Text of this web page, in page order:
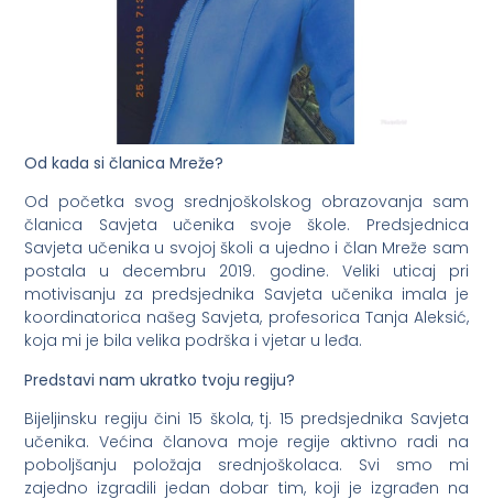
Od kada si članica Mreže?
Od početka svog srednjoškolskog obrazovanja sam
članica Savjeta učenika svoje škole. Predsjednica
Savjeta učenika u svojoj školi a ujedno i član Mreže sam
postala u decembru 2019. godine. Veliki uticaj pri
motivisanju za predsjednika Savjeta učenika imala je
koordinatorica našeg Savjeta, profesorica Tanja Aleksić,
koja mi je bila velika podrška i vjetar u leđa.
Predstavi nam ukratko tvoju regiju?
Bijeljinsku regiju čini 15 škola, tj. 15 predsjednika Savjeta
učenika. Većina članova moje regije aktivno radi na
poboljšanju položaja srednjoškolaca. Svi smo mi
zajedno izgradili jedan dobar tim, koji je izgrađen na